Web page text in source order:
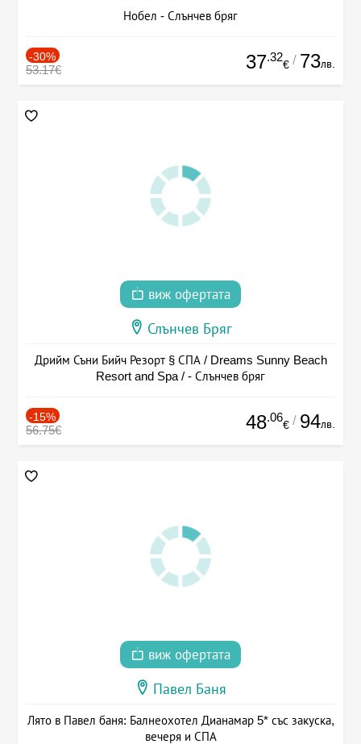
Нобел - Слънчев бряг
-30%
53.17€ 37.32
€ / 73лв.
виж офертата
Слънчев Бряг
Дрийм Съни Бийч Резорт § СПА / Dreams Sunny Beach
Resort and Spa / - Слънчев бряг
-15%
56.75€ 48.06
€ / 94лв.
виж офертата
Павел Баня
Лято в Павел баня: Балнеохотел Дианамар 5* със закуска,
вечеря и СПА